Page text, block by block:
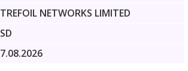
TREFOIL NETWORKS LIMITED
SD
7.08.2026